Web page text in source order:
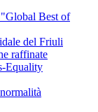
Best of
del Friuli
raffinate
Equality